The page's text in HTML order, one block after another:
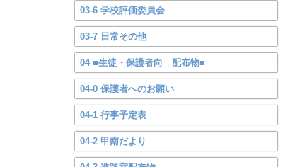
03-6 学校評価委員会
03-7 日常その他
04 ■生徒・保護者向 配布物■
04-0 保護者へのお願い
04-1 行事予定表
04-2 甲南だより